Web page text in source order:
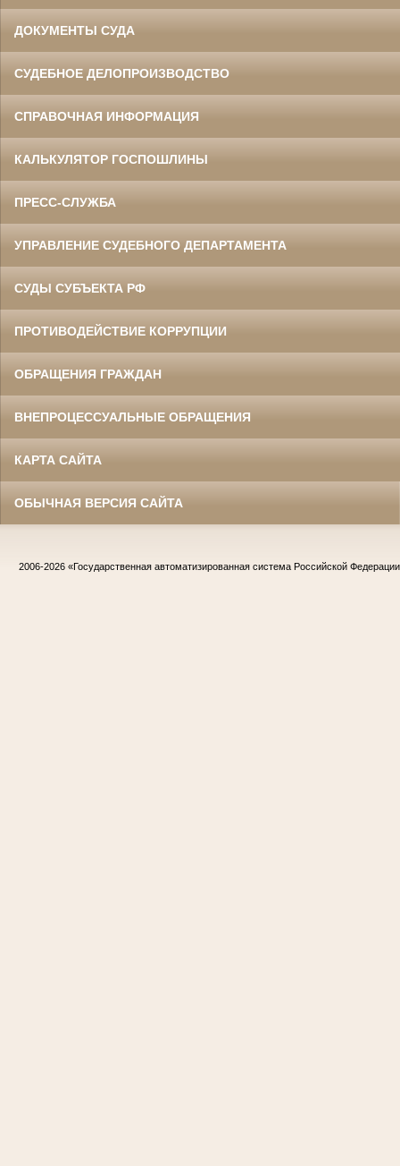
ДОКУМЕНТЫ СУДА
СУДЕБНОЕ ДЕЛОПРОИЗВОДСТВО
СПРАВОЧНАЯ ИНФОРМАЦИЯ
КАЛЬКУЛЯТОР ГОСПОШЛИНЫ
ПРЕСС-СЛУЖБА
УПРАВЛЕНИЕ СУДЕБНОГО ДЕПАРТАМЕНТА
СУДЫ СУБЪЕКТА РФ
ПРОТИВОДЕЙСТВИЕ КОРРУПЦИИ
ОБРАЩЕНИЯ ГРАЖДАН
ВНЕПРОЦЕССУАЛЬНЫЕ ОБРАЩЕНИЯ
КАРТА САЙТА
ОБЫЧНАЯ ВЕРСИЯ САЙТА
2006-2026 «Государственная автоматизированная система Российской